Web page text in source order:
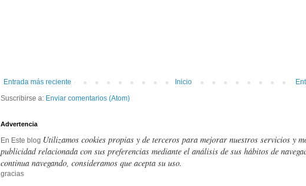
Entrada más reciente
Inicio
Suscribirse a: Enviar comentarios (Atom)
Advertencia
En Este blog Utilizamos cookies propias y de terceros para mejorar nuestros servicios y
publicidad relacionada con sus preferencias mediante el análisis de sus hábitos de
continua navegando, consideramos que acepta su uso.
gracias